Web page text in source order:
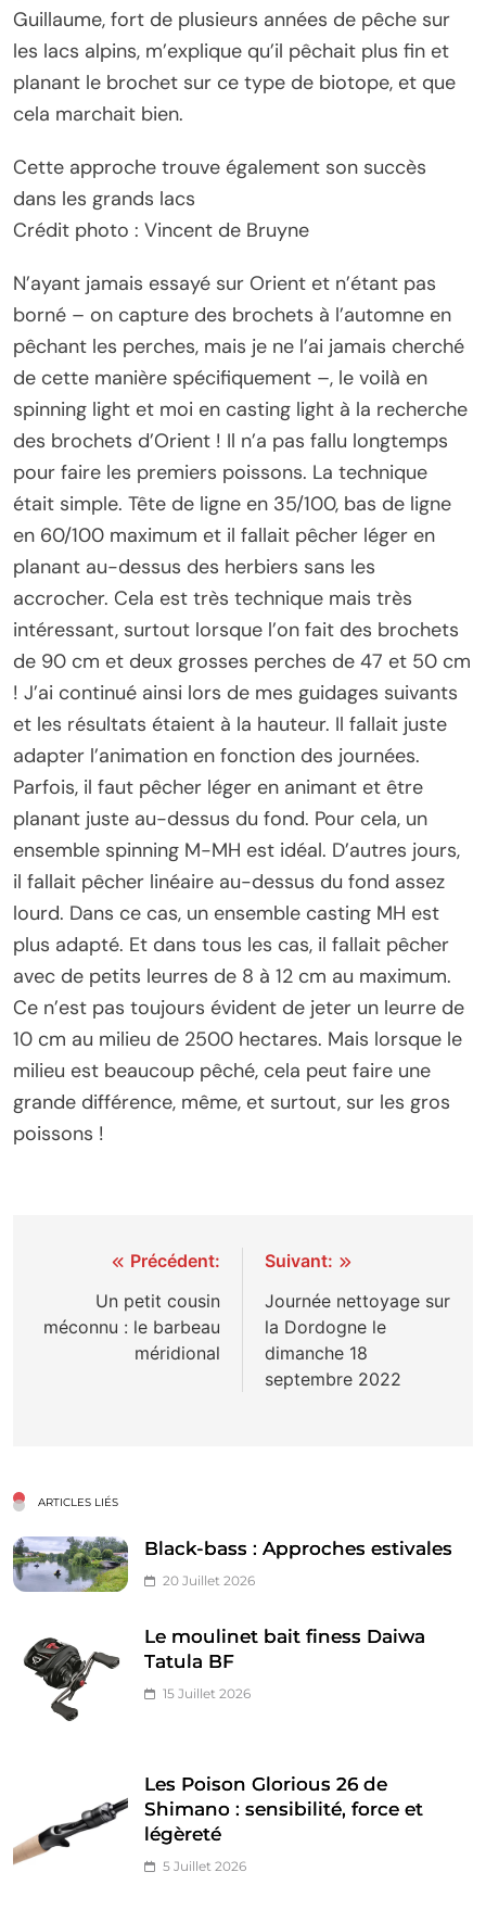
Guillaume, fort de plusieurs années de pêche sur
les lacs alpins, m’explique qu’il pêchait plus fin et
planant le brochet sur ce type de biotope, et que
cela marchait bien.
Cette approche trouve également son succès
dans les grands lacs
Crédit photo : Vincent de Bruyne
N’ayant jamais essayé sur Orient et n’étant pas
borné – on capture des brochets à l’automne en
pêchant les perches, mais je ne l’ai jamais cherché
de cette manière spécifiquement –, le voilà en
spinning light et moi en casting light à la recherche
des brochets d’Orient ! Il n’a pas fallu longtemps
pour faire les premiers poissons. La technique
était simple. Tête de ligne en 35/100, bas de ligne
en 60/100 maximum et il fallait pêcher léger en
planant au-dessus des herbiers sans les
accrocher. Cela est très technique mais très
intéressant, surtout lorsque l’on fait des brochets
de 90 cm et deux grosses perches de 47 et 50 cm
! J’ai continué ainsi lors de mes guidages suivants
et les résultats étaient à la hauteur. Il fallait juste
adapter l’animation en fonction des journées.
Parfois, il faut pêcher léger en animant et être
planant juste au-dessus du fond. Pour cela, un
ensemble spinning M-MH est idéal. D’autres jours,
il fallait pêcher linéaire au-dessus du fond assez
lourd. Dans ce cas, un ensemble casting MH est
plus adapté. Et dans tous les cas, il fallait pêcher
avec de petits leurres de 8 à 12 cm au maximum.
Ce n’est pas toujours évident de jeter un leurre de
10 cm au milieu de 2500 hectares. Mais lorsque le
milieu est beaucoup pêché, cela peut faire une
grande différence, même, et surtout, sur les gros
poissons !
Navigation
l’article
Précédent:
Un petit cousin
méconnu : le barbeau
méridional
Suivant:
Journée nettoyage sur
la Dordogne le
dimanche 18
septembre 2022
ARTICLES LIÉS
Black-bass : Approches estivales
20 Juillet 2026
Le moulinet bait finess Daiwa
Tatula BF
15 Juillet 2026
Les Poison Glorious 26 de
Shimano : sensibilité, force et
légèreté
5 Juillet 2026